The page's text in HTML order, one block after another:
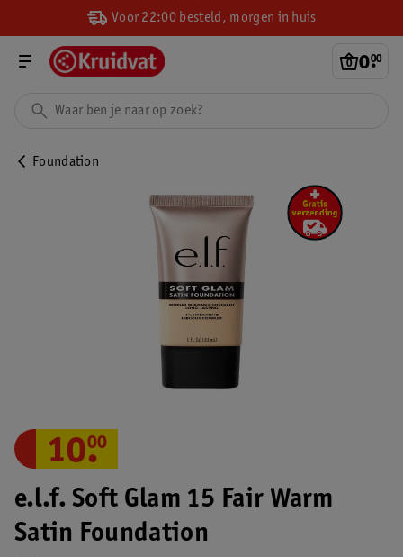
Voor 22:00 besteld, morgen in huis
0.
00
Foundation
e.l.f. Soft Glam 15 Fair Warm
Satin Foundation
10.
00